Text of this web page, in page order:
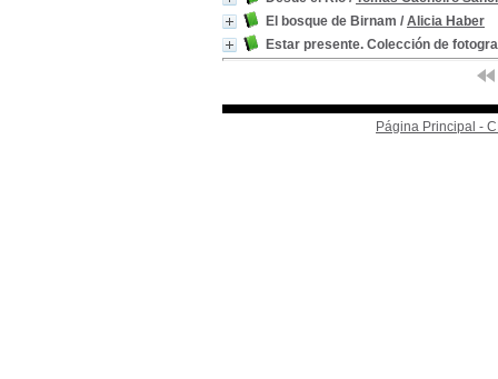
El bosque de Birnam / Alicia Haber
Estar presente. Colección de
Página Principal -